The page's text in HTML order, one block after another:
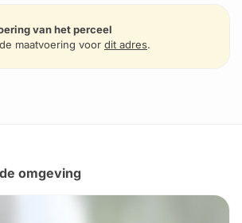
van het perceel
maatvoering voor dit adres.
omgeving